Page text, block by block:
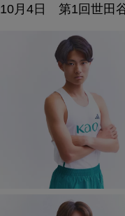
10月4日 第1回世田